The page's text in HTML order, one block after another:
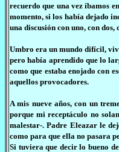
recuerdo que una vez íbamos
momento, si los había dejado
una discusión con uno, con
Umbro era un mundo difícil,
pero había aprendido que lo
como que estaba enojado con
aquellos provocadores.
A mis nueve años, con un
porque mi receptáculo no
malestar-. Padre Eleazar le
como para que ella no pasara
Si tuviera que decir lo bueno